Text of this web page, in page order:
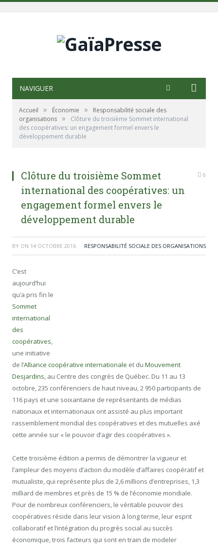
NAVIGUER
Accueil » Économie »
Responsabilité sociale des
organisations »
Clôture du troisième Sommet international
des coopératives: un engagement formel envers le
développement durable
Clôture du troisième Sommet
international des coopératives: un
engagement formel envers le
développement durable
0
BY ON 14 OCTOBRE 2016 RESPONSABILITÉ SOCIALE DES ORGANISATIONS
C’est
aujourd’hui
qu’a pris fin le
Sommet
international
des
coopératives,
une initiative
de l’Alliance coopérative internationale et du Mouvement
Desjardins, au Centre des congrès de Québec. Du 11 au 13
octobre, 235 conférenciers de haut niveau, 2 950 participants de
116 pays et une soixantaine de représentants de médias
nationaux et internationaux ont assisté au plus important
rassemblement mondial des coopératives et des mutuelles axé
cette année sur « le pouvoir d’agir des coopératives ».
Cette troisième édition a permis de démontrer la vigueur et
l’ampleur des moyens d’action du modèle d’affaires coopératif et
mutualiste, qui représente plus de 2,6 millions d’entreprises, 1,3
milliard de membres et près de 15 % de l’économie mondiale.
Pour de nombreux conférenciers, le véritable pouvoir des
coopératives réside dans leur vision à long terme, leur esprit
collaboratif et l’intégration du progrès social au succès
économique, trois facteurs qui sont en train de modeler